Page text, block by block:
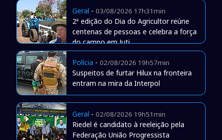
Geral - 03/08/2026 17h31min
2ª edição do Dia do Agricultor reúne
centenas de pessoas e celebra a força
do campo em Juti
Polícia - 02/08/2026 19h57min
Suspeitos de furtar Hilux na fronteira
entram na mira da Interpol
Geral - 02/08/2026 19h51min
Riedel é candidato à reeleição pela
Federação União Progressista